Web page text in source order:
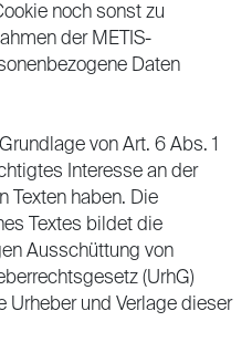
noch sonst zu
der METIS-
Daten
von Art. 6 Abs. 1
Interesse an der
Texten haben. Die
Textes bildet die
Ausschüttung von
(UrhG)
Urheber und Verlage dieser